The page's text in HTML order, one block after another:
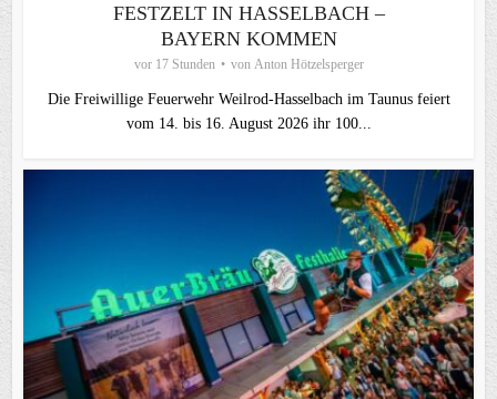
FESTZELT IN HASSELBACH –
BAYERN KOMMEN
vor 17 Stunden von Anton Hötzelsperger
Die Freiwillige Feuerwehr Weilrod-Hasselbach im Taunus feiert
vom 14. bis 16. August 2026 ihr 100...